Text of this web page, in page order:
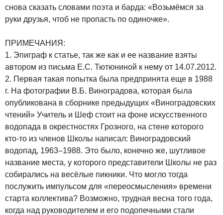
снова сказать словами поэта и барда: «Возьмёмся за
руки друзья, чтоб не пропасть по одиночке».
ПРИМЕЧАНИЯ:
1. Эпиграф к статье, так же как и ее название взяты
автором из письма Е.С. Тютюниной к нему от 14.07.2012.
2. Первая такая попытка была предпринята еще в 1988
г. На фотографии В.Б. Виноградова, которая была
опубликована в сборнике предыдущих «Виноградовских
чтений» Учитель и Шеф стоит на фоне искусственного
водопада в окрестностях Грозного, на стене которого
кто-то из членов Школы написал: Виноградовский
водопад, 1963–1988. Это было, конечно же, шутливое
название места, у которого представители Школы не раз
собирались на весёлые пикники. Что могло тогда
послужить импульсом для «переосмысления» времени
старта коллектива? Возможно, трудная весна того года,
когда над руководителем и его подопечными стали